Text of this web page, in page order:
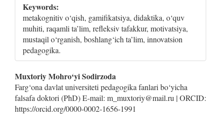
Keywords:
metakognitiv o‘qish, gamifikatsiya, didaktika, o‘quv
muhiti, raqamli ta’lim, refleksiv tafakkur, motivatsiya,
mustaqil o‘rganish, boshlang‘ich ta’lim, innovatsion
pedagogika.
Main
Article
Content
Muxtoriy Mohro‘yi Sodirzoda
Farg‘ona davlat universiteti pedagogika fanlari bo‘yicha
falsafa doktori (PhD) E-mail: m_muxtoriy@mail.ru | ORCID:
https://orcid.org/0000-0002-1656-1991